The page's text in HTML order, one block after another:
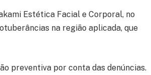
Estética Facial e Corporal, no
na região aplicada, que
preventiva por conta das denúncias.